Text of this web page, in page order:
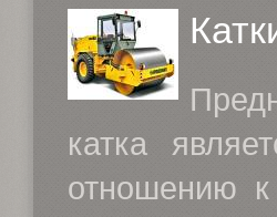
катка
отношению к